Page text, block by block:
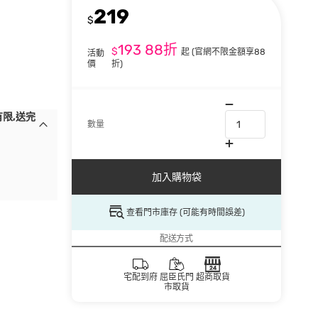
$219
活動
價
$193 88折 起 (官網不限金額享88
折)
數量
加入購物袋
查看門市庫存 (可能有時間誤差)
配送方式
宅配到府 屈臣氏門
市取貨
超商取貨
,送完